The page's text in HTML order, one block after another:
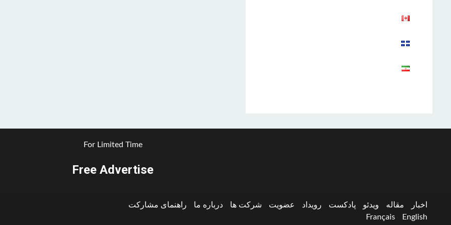
For Limited Time
Free Advertise
اخبار مقاله ویدئو پادکست رویداد عضویت شرکت ها درباره ما
راهنمای مشارکت
English
Français